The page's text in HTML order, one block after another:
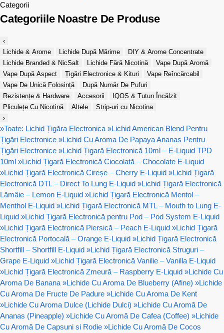
Categorii
Categoriile Noastre De Produse
‹
Lichide & Arome
Lichide După Mărime
DIY & Arome Concentrate
Lichide Branded & NicSalt
Lichide Fără Nicotină
Vape După Aromă
Vape După Aspect
Țigări Electronice & Kituri
Vape Reîncărcabil
Vape De Unică Folosință
După Număr De Pufuri
Rezistențe & Hardware
Accesorii
IQOS & Tutun Încălzit
Pliculețe Cu Nicotină
Altele
Strip-uri cu Nicotina
›
»Toate: Lichid Țigăra Electronica »Lichid American Blend Pentru
Țigări Electronice »Lichid Cu Aroma De Papaya Ananas Pentru
Țigări Electronice »Lichid Țigară Electronică 10ml – E-Liquid TPD
10ml »Lichid Țigară Electronică Ciocolată – Chocolate E-Liquid
»Lichid Țigară Electronică Cireșe – Cherry E-Liquid »Lichid Țigară
Electronică DTL – Direct To Lung E-Liquid »Lichid Țigară Electronică
Lămâie – Lemon E-Liquid »Lichid Țigară Electronică Mentol –
Menthol E-Liquid »Lichid Țigară Electronică MTL – Mouth to Lung E-
Liquid »Lichid Țigară Electronică pentru Pod – Pod System E-Liquid
»Lichid Țigară Electronică Piersică – Peach E-Liquid »Lichid Țigară
Electronică Portocală – Orange E-Liquid »Lichid Țigară Electronică
Shortfill – Shortfill E-Liquid »Lichid Țigară Electronică Struguri –
Grape E-Liquid »Lichid Țigară Electronică Vanilie – Vanilla E-Liquid
»Lichid Țigară Electronică Zmeură – Raspberry E-Liquid »Lichide Cu
Aroma De Banana »Lichide Cu Aroma De Blueberry (Afine) »Lichide
Cu Aroma De Fructe De Padure »Lichide Cu Aroma De Kent
»Lichide Cu Aroma Dulce (Lichide Dulci) »Lichide Cu Aromă De
Ananas (Pineapple) »Lichide Cu Aromă De Cafea (Coffee) »Lichide
Cu Aromă De Capsuni si Rodie »Lichide Cu Aromă De Cocos